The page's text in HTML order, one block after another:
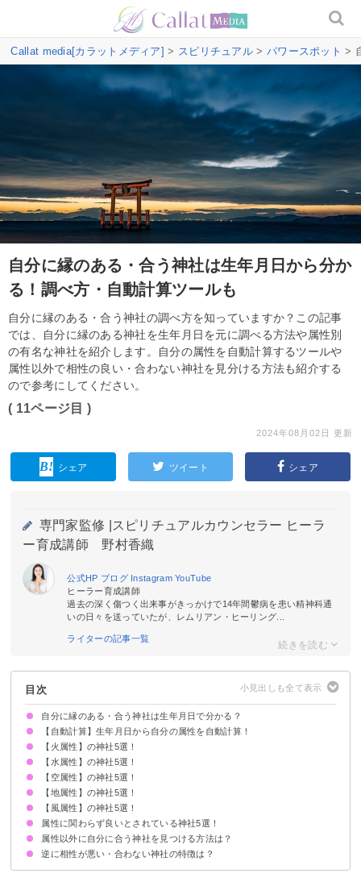
Callat media[カラットメディア] > スピリチュアル > パワースポット >
自分に縁のある・合う神社は生年月日から分か
る！調べ方・自動計算ツールも
自分に縁のある・合う神社の調べ方を知っていますか？この記事
では、自分に縁のある神社を生年月日を元に調べる方法や属性別
の有名な神社を紹介します。自分の属性を自動計算するツールや
属性以外で相性の良い・合わない神社を見分ける方法も紹介する
ので参考にしてください。
( 11ページ目 )
2024年08月02日 更新
シェア ツイート シェア
専門家監修 |
スピリチュアルカウンセラー ヒーラ
ー育成講師 野村香織
公式HP ブログ InstagramYouTube
ヒーラー育成講師
過去の深く傷つく出来事がきっかけで14年間鬱病を患い精神科通
いの日々を送っていたが、レムリアン・ヒーリング...
ライターの記事一覧
目次
自分に縁のある・合う神社は生年月日で分かる？
あらゆるものには属性があり相性の良し悪しがある
自分の属性は生年月日から計算できる
【自動計算】生年月日から自分の属性を自動計算！
【火属性】の神社5選！
①鹿島神宮：茨城県
②多賀大社：滋賀県
③八坂神社：京都府
④住吉大社：大阪府
⑤宝満宮 竈門神社：福岡県
【水属性】の神社5選！
②伊勢神宮：三重県
②東京大神宮：東京都
③貴船神社：京都府
④嚴島神社：広島県
⑤太宰府天満宮：福岡県
【空属性】の神社5選！
①八重垣神社：島根県
②玉置神社：奈良県
③吉備津神社：岡山県
④日光東照宮：栃木県
⑤白山比咩神社：石川県
【地属性】の神社5選！
①戸隠神社・奥社：長野県
②春日大社：奈良県
③香取神宮：千葉県
④大神神社：奈良県
⑤出雲大社：島根県
【風属性】の神社5選！
①三峰神社：埼玉県
②日枝神社：東京都
③伏見稲荷大社：京都府
④彌彦神社：新潟県
⑤石上神宮：奈良県
属性に関わらず良いとされている神社5選！
①明治神宮：東京都
②寒川神社：神奈川県
③高麗神社：埼玉県
④猿田彦神社：三重県
⑤宇佐神宮：大分県
属性以外に自分に合う神社を見つける方法は？
神社に歓迎されているサインを感じる
気になる神社には実際に行ってみる
逆に相性が悪い・合わない神社の特徴は？
参拝すると体調不良になる
参拝しようとすると雨が降る
何となく気持ちが悪いと感じる